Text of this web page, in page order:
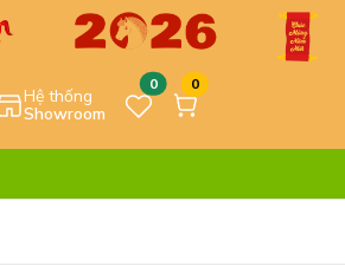
Hệ thống
Showroom
0 0